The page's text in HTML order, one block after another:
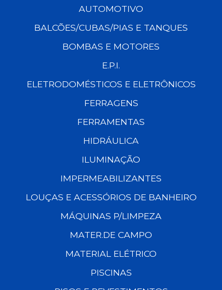
AUTOMOTIVO
BALCÕES/CUBAS/PIAS E TANQUES
BOMBAS E MOTORES
E.P.I.
ELETRODOMÉSTICOS E ELETRÔNICOS
FERRAGENS
FERRAMENTAS
HIDRÁULICA
ILUMINAÇÃO
IMPERMEABILIZANTES
LOUÇAS E ACESSÓRIOS DE BANHEIRO
MÁQUINAS P/LIMPEZA
MATER.DE CAMPO
MATERIAL ELÉTRICO
PISCINAS